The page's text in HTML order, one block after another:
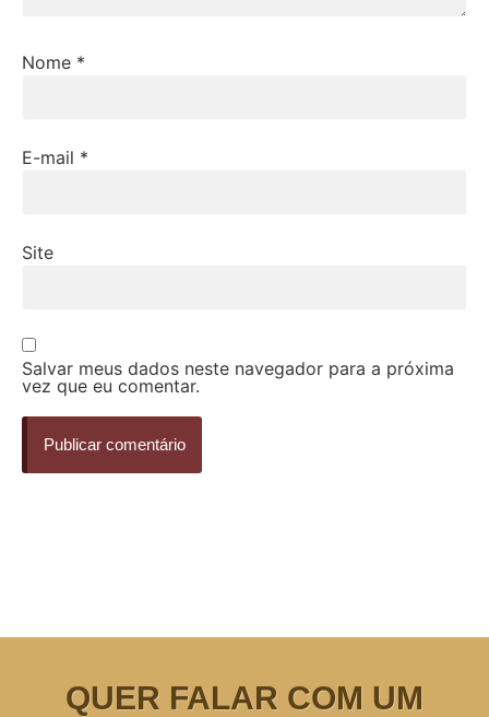
Nome *
E-mail *
Site
Salvar meus dados neste navegador para a próxima
vez que eu comentar.
QUER FALAR COM UM